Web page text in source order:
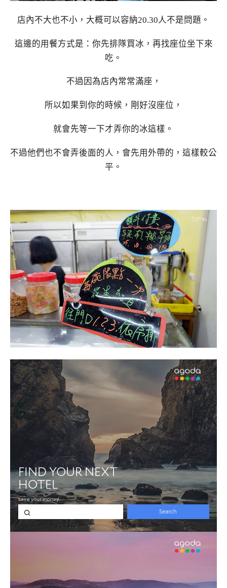
店內不大也不小，大概可以容納20.30人不是問題。
這邊的用餐方式是：你先排隊買冰，再找座位坐下來
吃。
不過因為店內常常滿座，
所以如果到你的時候，剛好沒座位，
就會先等一下才弄你的冰這樣。
不過他們也不會弄後面的人，會先用外帶的，這樣較公
平。